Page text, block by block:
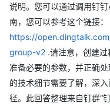
说明。您可以通过调用钉
南，您可以参考这个链接：
https://
group-v2 .请注意，创建
准备必要的参数，并正确
的技术细节需要了解，深
径。此回答整理来自钉群“